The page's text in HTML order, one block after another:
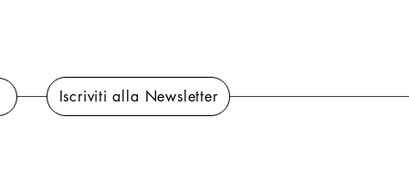
Iscriviti alla Newsletter